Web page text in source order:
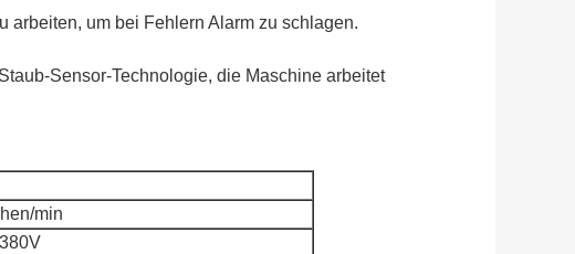
arbeiten, um bei Fehlern Alarm zu schlagen.
Sensor-Technologie, die Maschine arbeitet
min